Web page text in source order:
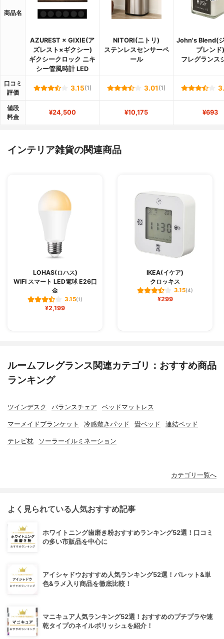
商品名
AZUREST × GIXIE(ア
ズレスト×ギクシー)
ギクシークロック ニキ
シー管風時計 LED
NITORI(ニトリ)
ステンレスセンサーペ
ール
John's Blend(
ブレンド)
フレグランス
口コミ
評価
3.15(1) 3.01 (1)
値段
料金
¥24,500 ¥10,175 ¥693
インテリア雑貨の関連商品
LOHAS(ロハス)
WIFI スマート LED電球 E26口
金
3.15(1)
¥2,199
IKEA(イケア)
クロッキス
3.15(4)
¥299
ルームフレグランス関連カテゴリ：おすすめ商品
ランキング
ツインデスク バランスチェア ベッドマットレス
マーメイドブランケット 冷感敷きパッド 畳ベッド 連結ベッド
テレビ枕 ソーラーイルミネーション
カテゴリ一覧へ
よく見られている人気おすすめ記事
ホワイトニング歯磨き粉おすすめランキング52選！口コミ
の多い市販品を中心に
アイシャドウおすすめ人気ランキング52選！パレット&単
色&ラメ入り商品を徹底比較！
マニキュア人気ランキング52選！おすすめのプチプラや速
乾タイプのネイルポリッシュを紹介！